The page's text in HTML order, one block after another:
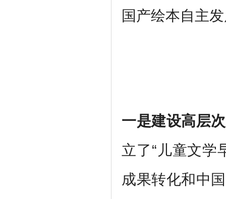
国产绘本自主
一是建设高层
立了“儿童文学
成果转化和中